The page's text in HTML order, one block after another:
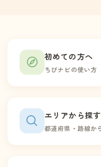
初めての方へ
ちびナビの使い方
エリアから探す
都道府県・路線か